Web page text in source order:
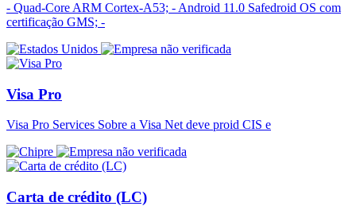
- Quad-Core ARM Cortex-A53; - Android 11.0 Safedroid OS com
certificação GMS; -
Visa Pro
Visa Pro Services Sobre a Visa Net deve proid CIS e
Carta de crédito (LC)